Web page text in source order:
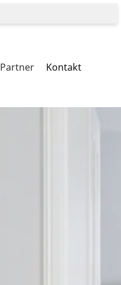
Partner Kontakt